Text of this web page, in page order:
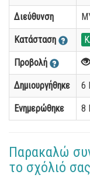
Διεύθυνση
Κατάσταση
Προβολή
Δημιουργήθηκε 6
Ενημερώθηκε 8
Παρακαλώ
το σχόλιό σας